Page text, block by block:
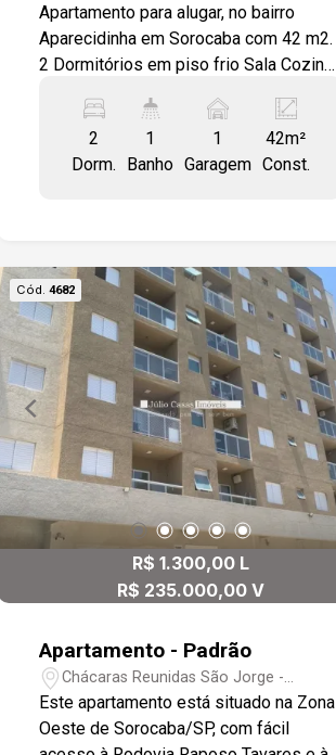
Apartamento para alugar, no bairro
Aparecidinha em Sorocaba com 42 m2.
2 Dormitórios em piso frio Sala Cozinha
com box de vidro, todo azulejado
Interfone Portaria com reconhecimento
facial Piscina coletiva Adulto e Criança
de Segurança
2
Dorm.
1
Banho
1
Garagem
42m²
Const.
Cód. 4682
R$ 1.300,00 L
R$ 235.000,00 V
Apartamento - Padrão
Chácaras Reunidas São Jorge -
Sorocaba/SP
Este apartamento está situado na Zona
Oeste de Sorocaba/SP, com fácil